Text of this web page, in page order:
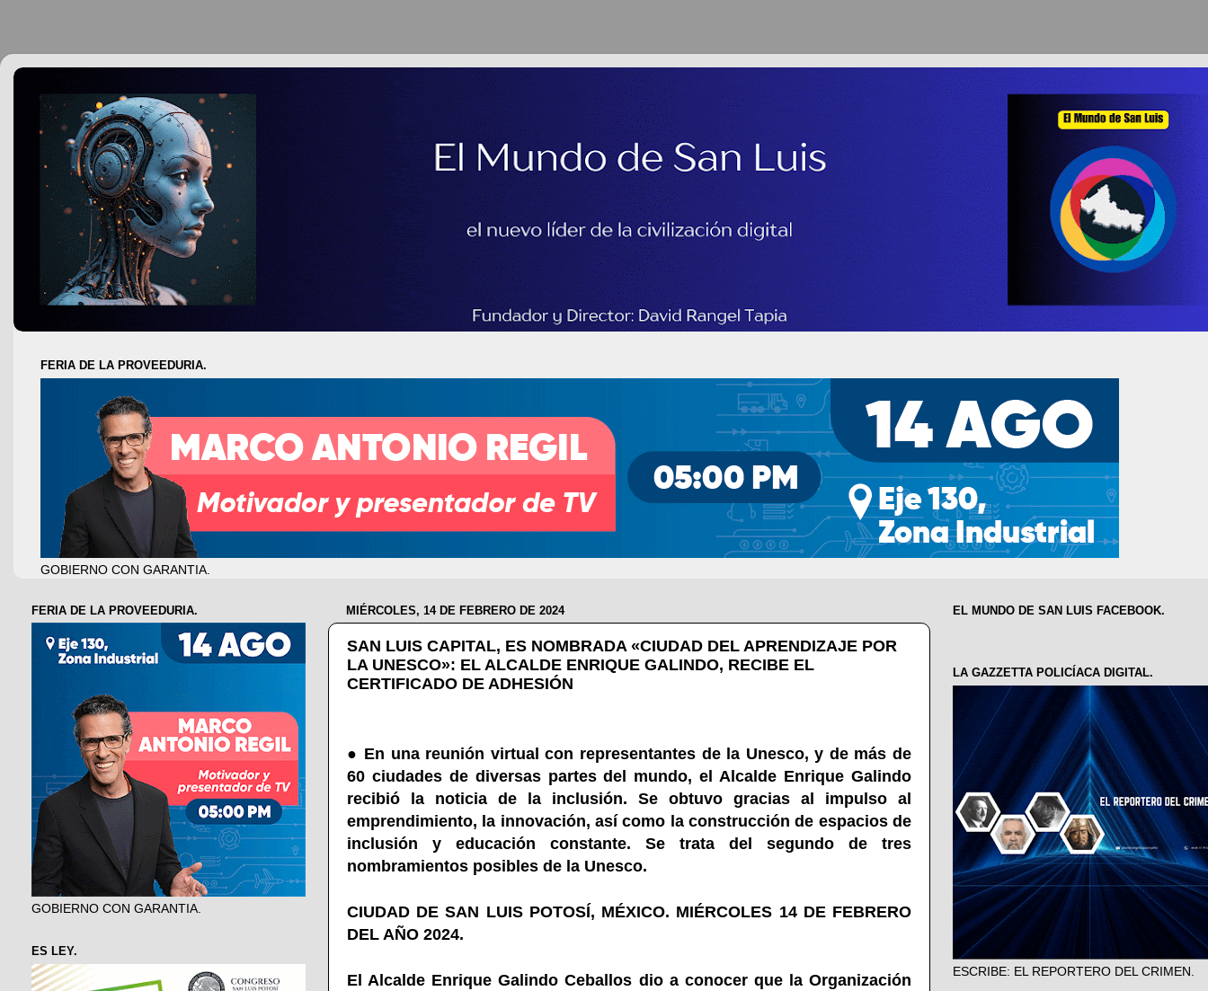
FERIA DE LA PROVEEDURIA.
GOBIERNO CON GARANTIA.
MIÉRCOLES, 14 DE FEBRERO DE 2024
SAN LUIS CAPITAL, ES NOMBRADA «CIUDAD DEL APRENDIZAJE POR
LA UNESCO»: EL ALCALDE ENRIQUE GALINDO, RECIBE EL
CERTIFICADO DE ADHESIÓN
● En una reunión virtual con representantes de la Unesco, y de más de
60 ciudades de diversas partes del mundo, el Alcalde Enrique Galindo
recibió la noticia de la inclusión. Se obtuvo gracias al impulso al
emprendimiento, la innovación, así como la construcción de espacios de
inclusión y educación constante. Se trata del segundo de tres
nombramientos posibles de la Unesco.
CIUDAD DE SAN LUIS POTOSÍ, MÉXICO. MIÉRCOLES 14 DE FEBRERO
DEL AÑO 2024.
El Alcalde Enrique Galindo Ceballos dio a conocer que la Organización
FERIA DE LA PROVEEDURIA.
GOBIERNO CON GARANTIA.
ES LEY.
EL MUNDO DE SAN LUIS FACEBOOK.
LA GAZZETTA POLICÍACA DIGITAL.
ESCRIBE: EL REPORTERO DEL CRIMEN.